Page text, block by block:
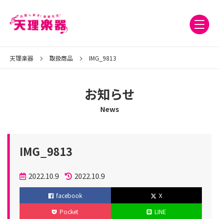
天理楽器 取扱商品 IMG_9813
お知らせ
News
IMG_9813
投
稿
日
2022.10.9
更
新
2022.10.9
facebook
X
Pocket
LINE